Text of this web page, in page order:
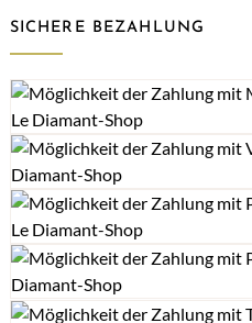
SICHERE BEZAHLUNG